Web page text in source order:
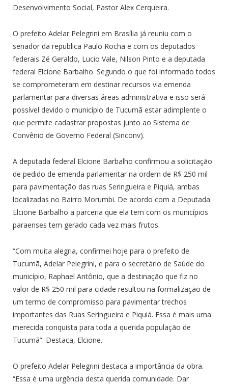
Desenvolvimento Social, Pastor Alex Cerqueira.
O prefeito Adelar Pelegrini em Brasília já reuniu com o
senador da republica Paulo Rocha e com os deputados
federais Zé Geraldo, Lucio Vale, Nilson Pinto e a deputada
federal Elcione Barbalho. Segundo o que foi informado todos
se comprometeram em destinar recursos via emenda
parlamentar para diversas áreas administrativa e isso será
possível devido o município de Tucumã estar adimplente o
que permite cadastrar propostas junto ao Sistema de
Convênio de Governo Federal (Sinconv).
A deputada federal Elcione Barbalho confirmou a solicitação
de pedido de emenda parlamentar na ordem de R$ 250 mil
para pavimentação das ruas Seringueira e Piquiá, ambas
localizadas no Bairro Morumbi. De acordo com a Deputada
Elcione Barbalho a parceria que ela tem com os municípios
paraenses tem gerado cada vez mais frutos.
“Com muita alegria, confirmei hoje para o prefeito de
Tucumã, Adelar Pelegrini, e para o secretário de Saúde do
município, Raphael Antônio, que a destinação que fiz no
valor de R$ 250 mil para cidade resultou na formalização de
um termo de compromisso para pavimentar trechos
importantes das Ruas Seringueira e Piquiá. Essa é mais uma
merecida conquista para toda a querida população de
Tucumã”. Destaca, Elcione.
O prefeito Adelar Pelegrini destaca a importância da obra.
“Essa é uma urgência desta querida comunidade. Dar